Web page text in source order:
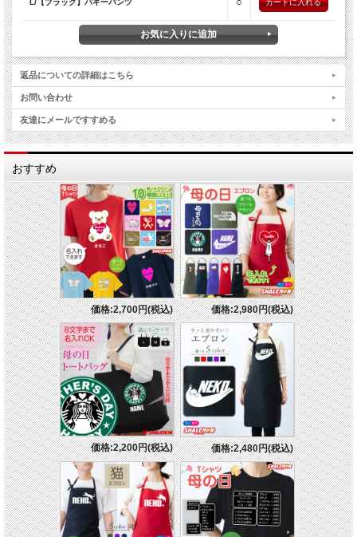
L/【ブラック】バギーパンツ
返品についての詳細はこちら
お問い合わせ
友達にメールですすめる
おすすめ
価格:2,700円(税込) 価格:2,980円(税込)
価格:2,200円(税込) 価格:2,480円(税込)